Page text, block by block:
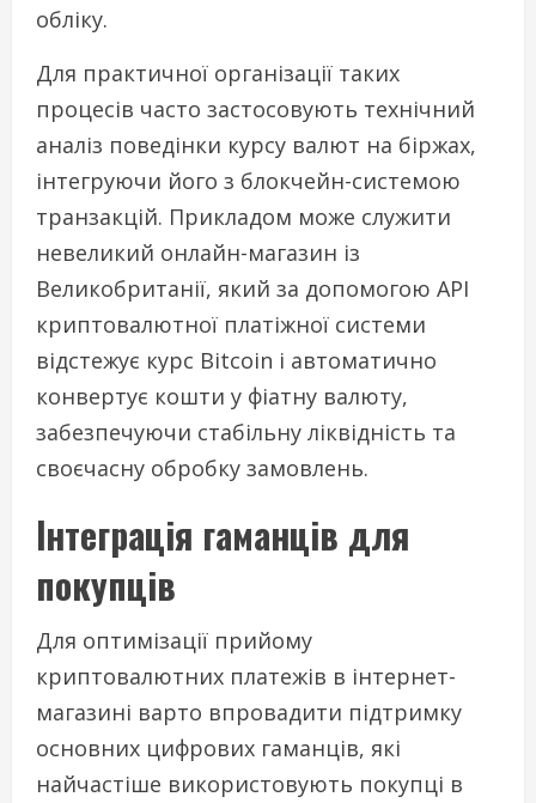
обліку.
Для практичної організації таких
процесів часто застосовують технічний
аналіз поведінки курсу валют на біржах,
інтегруючи його з блокчейн-системою
транзакцій. Прикладом може служити
невеликий онлайн-магазин із
Великобританії, який за допомогою API
криптовалютної платіжної системи
відстежує курс Bitcoin і автоматично
конвертує кошти у фіатну валюту,
забезпечуючи стабільну ліквідність та
своєчасну обробку замовлень.
Інтеграція гаманців для
покупців
Для оптимізації прийому
криптовалютних платежів в інтернет-
магазині варто впровадити підтримку
основних цифрових гаманців, які
найчастіше використовують покупці в